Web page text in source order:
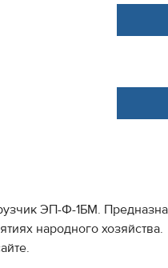
ЭП-Ф-1БМ.
народного хозяйства.